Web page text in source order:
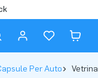
Per Auto